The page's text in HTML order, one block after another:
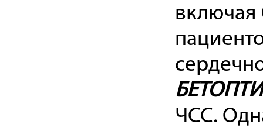
включая
ЧСС.